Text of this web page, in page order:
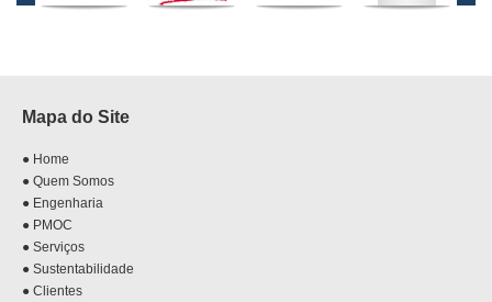
Mapa do Site
● Home
● Quem Somos
● Engenharia
● PMOC
● Serviços
● Sustentabilidade
● Clientes